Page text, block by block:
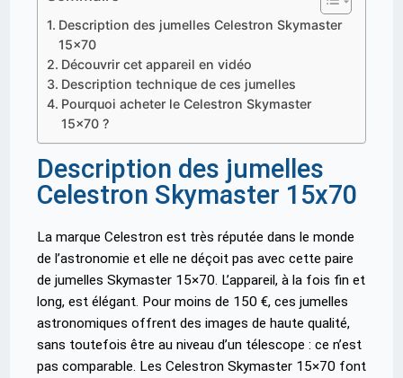
Description des jumelles Celestron Skymaster
15x70
Découvrir cet appareil en vidéo
Description technique de ces jumelles
Pourquoi acheter le Celestron Skymaster
15x70 ?
Description des jumelles
Celestron Skymaster 15x70
La marque Celestron est très réputée dans le monde
de l’astronomie et elle ne déçoit pas avec cette paire
de jumelles Skymaster 15×70. L’appareil, à la fois fin et
long, est élégant. Pour moins de 150 €, ces jumelles
astronomiques offrent des images de haute qualité,
sans toutefois être au niveau d’un télescope : ce n’est
pas comparable. Les Celestron Skymaster 15×70 font